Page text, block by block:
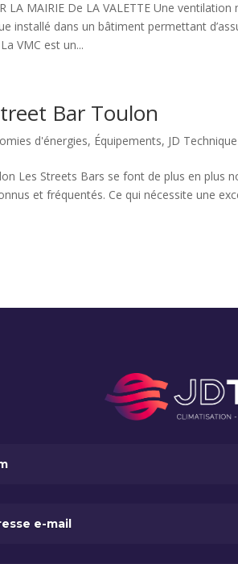
LA MAIRIE De LA VALETTE Une
installé dans un bâtiment permettant
VMC est un...
Bar Toulon
d'énergies, Équipements, JD Technique
Les Streets Bars se font de plus en plus
et fréquentés. Ce qui nécessite une